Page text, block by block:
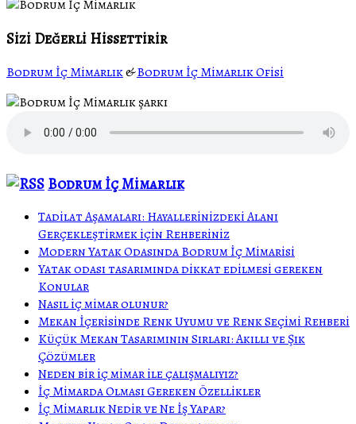
Sizi Değerli Hissettirir
Bodrum İç Mimarlık&Bodrum İç Mimarlık Ofisi
Bodrum İç Mimarlık
Tadilat Aşamaları: Hayallerinizdeki Alanı
Gerçekleştirmek için Rehberiniz
Modern Yatak Odasında Bodrum İç Mimarisi
Yatak odası tasarımında dikkat edilmesi gereken
Konular
Nasıl iç mimar olunur?
Mekan İçerisinde Renk Uyumu ve Renk Seçimi Rehberi
Küçük Mekan Tasarımının Sırları: Akıllı ve Şık
Çözümler
Neden bir iç mimar ile çalışmalıyız?
İç Mimarda Olması Gereken Özellikler
İç Mimarlık Nedir ve Ne İş Yapar?